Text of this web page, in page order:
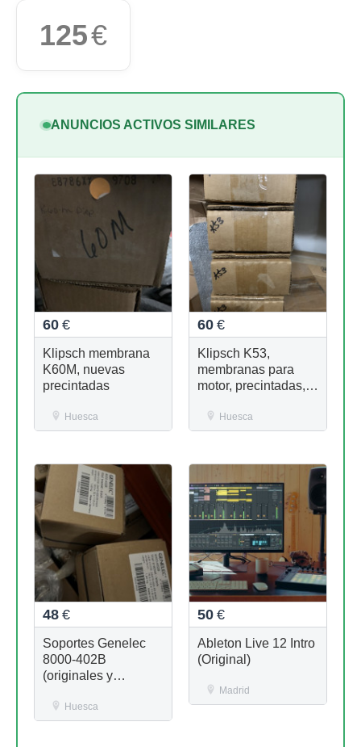
125€
ANUNCIOS ACTIVOS SIMILARES
60 €
Klipsch membrana
K60M, nuevas
precintadas
Huesca
60 €
Klipsch K53,
membranas para
motor, precintadas,
Huesca
48 €
Soportes Genelec
8000-402B
(originales y
Huesca
50 €
Ableton Live 12 Intro
(Original)
Madrid